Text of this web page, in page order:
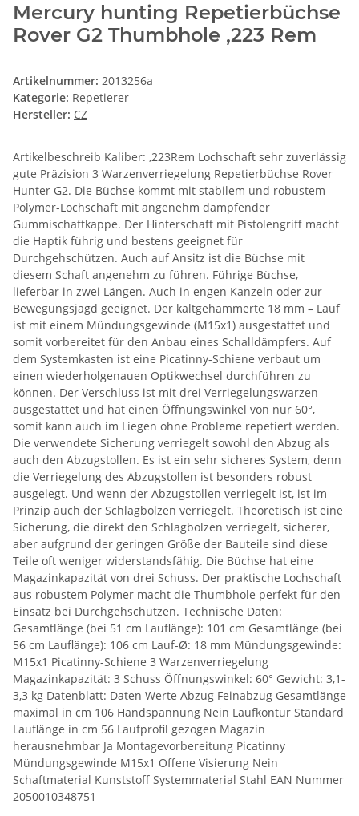
Mercury hunting Repetierbüchse
Rover G2 Thumbhole ,223 Rem
Artikelnummer: 2013256a
Kategorie: Repetierer
Hersteller: CZ
Artikelbeschreib Kaliber: ,223Rem Lochschaft sehr zuverlässig
gute Präzision 3 Warzenverriegelung Repetierbüchse Rover
Hunter G2. Die Büchse kommt mit stabilem und robustem
Polymer-Lochschaft mit angenehm dämpfender
Gummischaftkappe. Der Hinterschaft mit Pistolengriff macht
die Haptik führig und bestens geeignet für
Durchgehschützen. Auch auf Ansitz ist die Büchse mit
diesem Schaft angenehm zu führen. Führige Büchse,
lieferbar in zwei Längen. Auch in engen Kanzeln oder zur
Bewegungsjagd geeignet. Der kaltgehämmerte 18 mm – Lauf
ist mit einem Mündungsgewinde (M15x1) ausgestattet und
somit vorbereitet für den Anbau eines Schalldämpfers. Auf
dem Systemkasten ist eine Picatinny-Schiene verbaut um
einen wiederholgenauen Optikwechsel durchführen zu
können. Der Verschluss ist mit drei Verriegelungswarzen
ausgestattet und hat einen Öffnungswinkel von nur 60°,
somit kann auch im Liegen ohne Probleme repetiert werden.
Die verwendete Sicherung verriegelt sowohl den Abzug als
auch den Abzugstollen. Es ist ein sehr sicheres System, denn
die Verriegelung des Abzugstollen ist besonders robust
ausgelegt. Und wenn der Abzugstollen verriegelt ist, ist im
Prinzip auch der Schlagbolzen verriegelt. Theoretisch ist eine
Sicherung, die direkt den Schlagbolzen verriegelt, sicherer,
aber aufgrund der geringen Größe der Bauteile sind diese
Teile oft weniger widerstandsfähig. Die Büchse hat eine
Magazinkapazität von drei Schuss. Der praktische Lochschaft
aus robustem Polymer macht die Thumbhole perfekt für den
Einsatz bei Durchgehschützen. Technische Daten:
Gesamtlänge (bei 51 cm Lauflänge): 101 cm Gesamtlänge (bei
56 cm Lauflänge): 106 cm Lauf-Ø: 18 mm Mündungsgewinde:
M15x1 Picatinny-Schiene 3 Warzenverriegelung
Magazinkapazität: 3 Schuss Öffnungswinkel: 60° Gewicht: 3,1-
3,3 kg Datenblatt: Daten Werte Abzug Feinabzug Gesamtlänge
maximal in cm 106 Handspannung Nein Laufkontur Standard
Lauflänge in cm 56 Laufprofil gezogen Magazin
herausnehmbar Ja Montagevorbereitung Picatinny
Mündungsgewinde M15x1 Offene Visierung Nein
Schaftmaterial Kunststoff Systemmaterial Stahl EAN Nummer
2050010348751